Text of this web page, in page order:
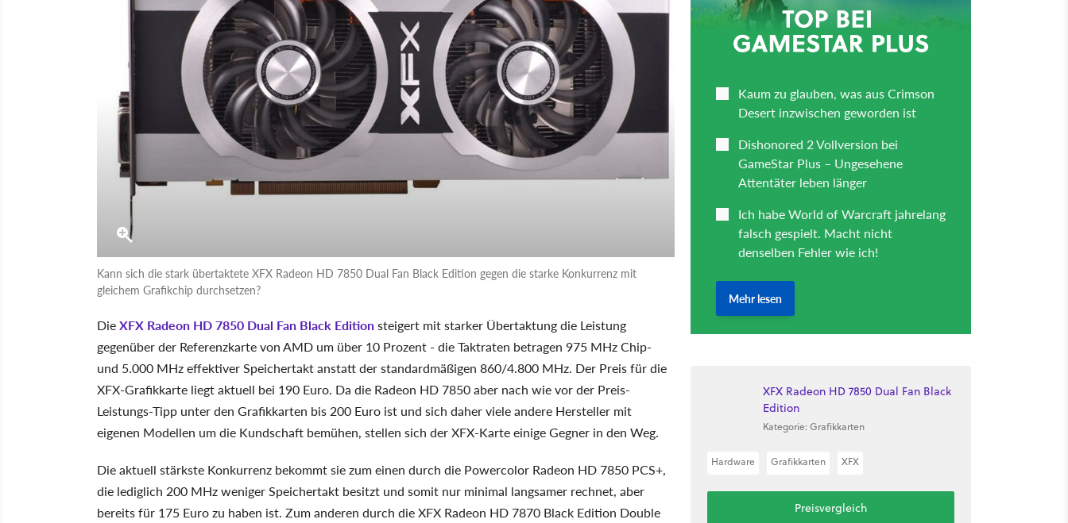
Kann sich die stark übertaktete XFX Radeon HD 7850 Dual Fan Black Edition gegen die starke Konkurrenz mit
gleichem Grafikchip durchsetzen?
DieXFX Radeon HD 7850 Dual Fan Black Editionsteigert mit starker Übertaktung die Leistung
gegenüber der Referenzkarte von AMD um über 10 Prozent - die Taktraten betragen 975 MHz Chip-
und 5.000 MHz effektiver Speichertakt anstatt der standardmäßigen 860/4.800 MHz. Der Preis für die
XFX-Grafikkarte liegt aktuell bei 190 Euro. Da die Radeon HD 7850 aber nach wie vor der Preis-
Leistungs-Tipp unter den Grafikkarten bis 200 Euro ist und sich daher viele andere Hersteller mit
eigenen Modellen um die Kundschaft bemühen, stellen sich der XFX-Karte einige Gegner in den Weg.
Die aktuell stärkste Konkurrenz bekommt sie zum einen durch die Powercolor Radeon HD 7850 PCS+,
die lediglich 200 MHz weniger Speichertakt besitzt und somit nur minimal langsamer rechnet, aber
bereits für 175 Euro zu haben ist. Zum anderen durch die XFX Radeon HD 7870 Black Edition Double
XFX Radeon HD 7850 Dual Fan Black
Edition
Kategorie: Grafikkarten
Hardware Grafikkarten XFX
Preisvergleich